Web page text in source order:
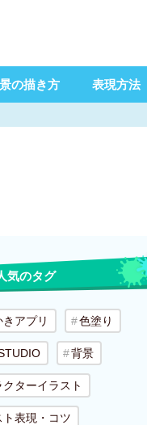
の描き方 表現方法
気のタグ
アプリ 色塗り
背景
ターイラスト
ト表現・コツ